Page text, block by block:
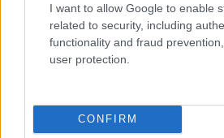
I want to allow Google to enable
related to security, including
functionality and fraud
user protection.
CONFIRM
SZAVAKKAL